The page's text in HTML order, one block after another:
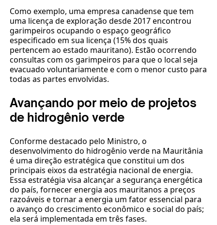
Como exemplo, uma empresa canadense que tem
uma licença de exploração desde 2017 encontrou
garimpeiros ocupando o espaço geográfico
especificado em sua licença (15% dos quais
pertencem ao estado mauritano). Estão ocorrendo
consultas com os garimpeiros para que o local seja
evacuado voluntariamente e com o menor custo para
todas as partes envolvidas.
Avançando por meio de projetos
de hidrogênio verde
Conforme destacado pelo Ministro, o
desenvolvimento do hidrogênio verde na Mauritânia
é uma direção estratégica que constitui um dos
principais eixos da estratégia nacional de energia.
Essa estratégia visa alcançar a segurança energética
do país, fornecer energia aos mauritanos a preços
razoáveis e tornar a energia um fator essencial para
o avanço do crescimento econômico e social do país;
ela será implementada em três fases.